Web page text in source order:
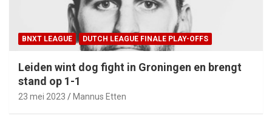
BNXT LEAGUE DUTCH LEAGUE FINALE PLAY-OFFS
Leiden wint dog fight in Groningen en brengt
stand op 1-1
23 mei 2023 Mannus Etten